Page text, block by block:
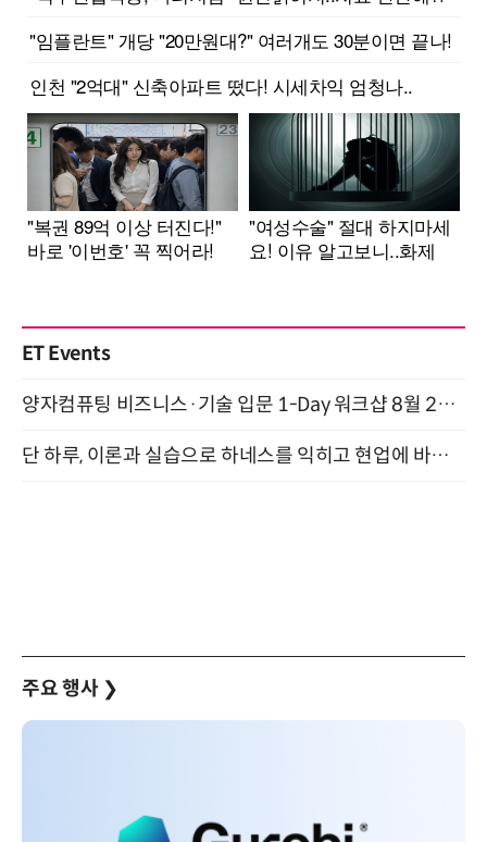
ET Events
양자컴퓨팅 비즈니스·기술 입문 1-Day 워크샵 8월 28일 개최
단 하루, 이론과 실습으로 하네스를 익히고 현업에 바로 쓰는 핸즈온 워크숍 (8/20)
주요 행사 ❯